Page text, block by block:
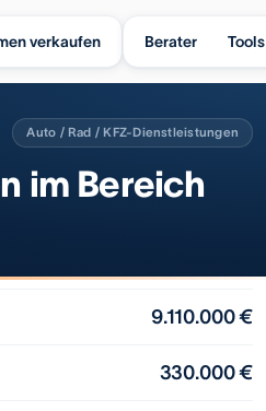
verkaufen Berater Tools
Auto / Rad / KFZ-Dienstleistungen
im Bereich
9.110.000 €
330.000 €